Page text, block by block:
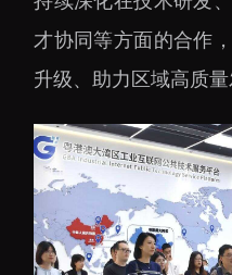
才协同等方面的合作
升级、助力区域高质量